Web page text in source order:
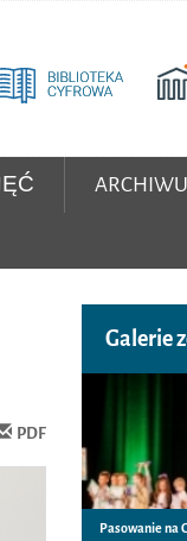
PDF
Galerie
Pasowanie na